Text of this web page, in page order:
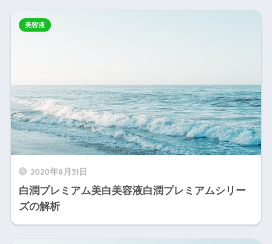
2020年8月31日
白潤プレミアム美白美容液白潤プレミアムシリー
ズの解析
美容液